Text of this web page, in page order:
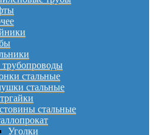
стальные
стальные
стальные
Уголки